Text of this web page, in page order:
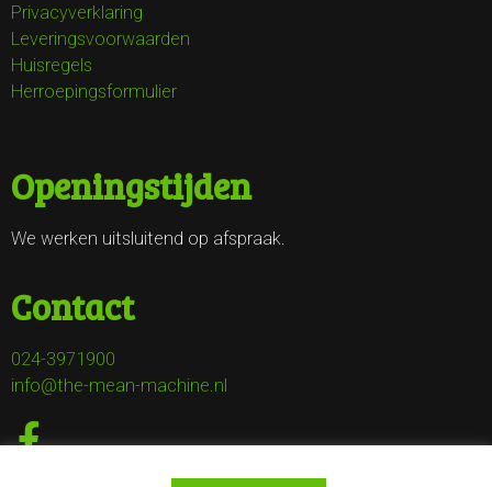
Privacyverklaring
Leveringsvoorwaarden
Huisregels
Herroepingsformulier
Openingstijden
We werken uitsluitend op afspraak.
Contact
024-3971900
info@the-mean-machine.nl